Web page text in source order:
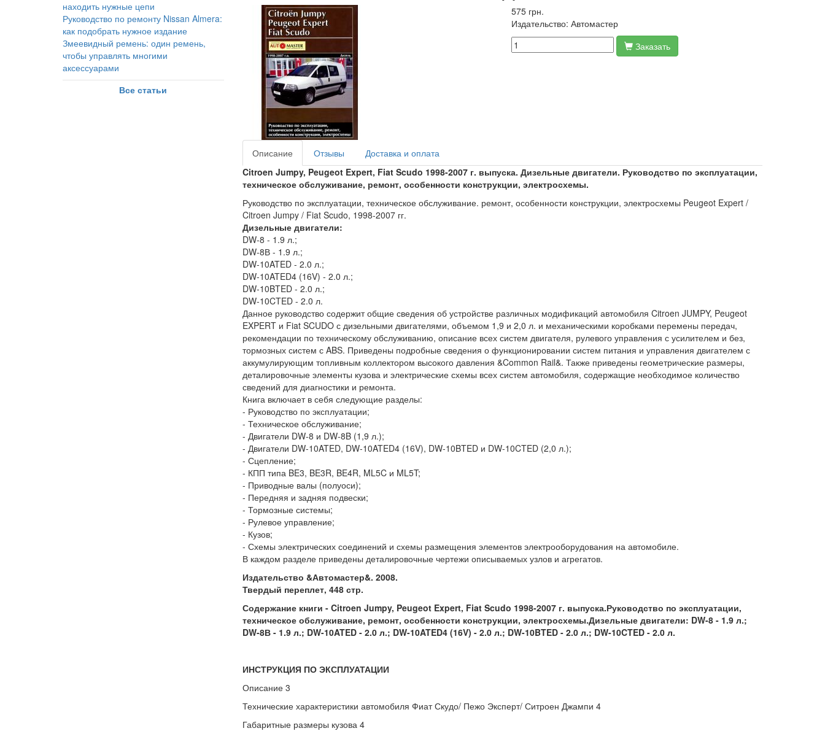
находить нужные цепи
Руководство по ремонту Nissan Almera:
как подобрать нужное издание
Змеевидный ремень: один ремень,
чтобы управлять многими
аксессуарами
Все статьи
575 грн.
Издательство: Автомастер
Заказать
Описание Отзывы
Доставка и оплата
Citroen Jumpy, Peugeot Expert, Fiat Scudo 1998-2007 г. выпуска. Дизельные двигатели. Руководство по эксплуатации,
техническое обслуживание, ремонт, особенности конструкции, электросхемы.
Руководство по эксплуатации, техническое обслуживание. ремонт, особенности конструкции, электросхемы Peugeot Expert /
Citroen Jumpy / Fiat Scudo, 1998-2007 гг.
Дизельные двигатели:
DW-8 - 1.9 л.;
DW-8В - 1.9 л.;
DW-10ATED - 2.0 л.;
DW-10ATED4 (16V) - 2.0 л.;
DW-10BTED - 2.0 л.;
DW-10CTED - 2.0 л.
Данное руководство содержит общие сведения об устройстве различных модификаций автомобиля Citroen JUMPY, Peugeot
EXPERT и Fiat SCUDO с дизельными двигателями, объемом 1,9 и 2,0 л. и механическими коробками перемены передач,
рекомендации по техническому обслуживанию, описание всех систем двигателя, рулевого управления с усилителем и без,
тормозных систем с ABS. Приведены подробные сведения о функционировании систем питания и управления двигателем с
аккумулирующим топливным коллектором высокого давления &Common Rail&. Также приведены геометрические размеры,
деталировочные элементы кузова и электрические схемы всех систем автомобиля, содержащие необходимое количество
сведений для диагностики и ремонта.
Книга включает в себя следующие разделы:
- Руководство по эксплуатации;
- Техническое обслуживание;
- Двигатели DW-8 и DW-8B (1,9 л.);
- Двигатели DW-10ATED, DW-10ATED4 (16V), DW-10BTED и DW-10CTED (2,0 л.);
- Сцепление;
- КПП типа BE3, BE3R, BE4R, ML5C и ML5T;
- Приводные валы (полуоси);
- Передняя и задняя подвески;
- Тормозные системы;
- Рулевое управление;
- Кузов;
- Схемы электрических соединений и схемы размещения элементов электрооборудования на автомобиле.
В каждом разделе приведены деталировочные чертежи описываемых узлов и агрегатов.
Издательство &Автомастер&. 2008.
Твердый переплет, 448 стр.
Содержание книги - Citroen Jumpy, Peugeot Expert, Fiat Scudo 1998-2007 г. выпуска.Руководство по эксплуатации,
техническое обслуживание, ремонт, особенности конструкции, электросхемы.Дизельные двигатели: DW-8 - 1.9 л.;
DW-8В - 1.9 л.; DW-10ATED - 2.0 л.; DW-10ATED4 (16V) - 2.0 л.; DW-10BTED - 2.0 л.; DW-10CTED - 2.0 л.
ИНСТРУКЦИЯ ПО ЭКСПЛУАТАЦИИ
Описание 3
Технические характеристики автомобиля Фиат Скудо/ Пежо Эксперт/ Ситроен Джампи 4
Габаритные размеры кузова 4